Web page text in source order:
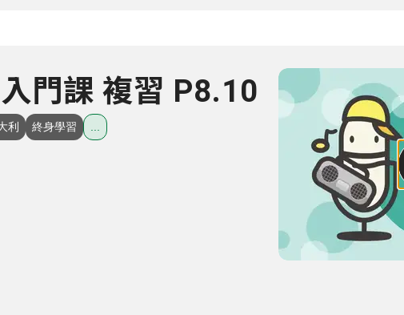
門課 複習 P8.10
利 終身學習